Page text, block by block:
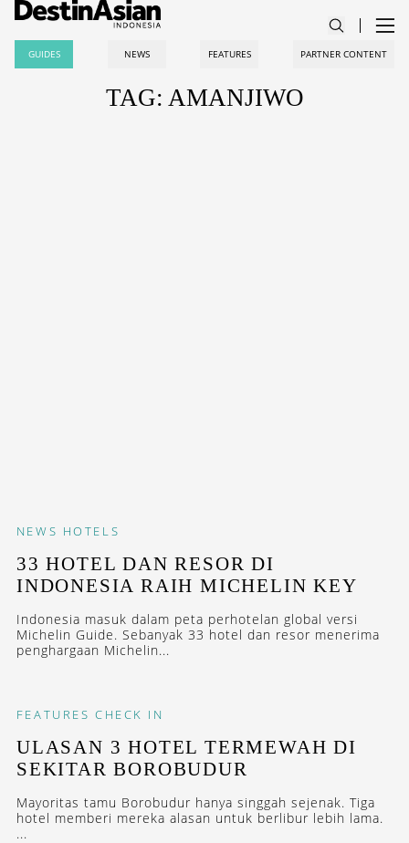
GUIDES NEWS FEATURES PARTNER CONTENT
TAG: AMANJIWO
NEWS HOTELS
33 HOTEL DAN RESOR DI
INDONESIA RAIH MICHELIN KEY
Indonesia masuk dalam peta perhotelan global versi
Michelin Guide. Sebanyak 33 hotel dan resor menerima
penghargaan Michelin...
FEATURES CHECK IN
ULASAN 3 HOTEL TERMEWAH DI
SEKITAR BOROBUDUR
Mayoritas tamu Borobudur hanya singgah sejenak. Tiga
hotel memberi mereka alasan untuk berlibur lebih lama.
...